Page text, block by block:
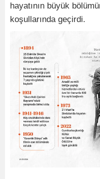
hayatının büyük
koşullarında geçirdi.